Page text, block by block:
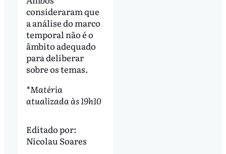
consideraram que
a análise do marco
temporal não é o
âmbito adequado
para deliberar
sobre os temas.
*Matéria
atualizada às 19h10
Editado por:
Nicolau Soares